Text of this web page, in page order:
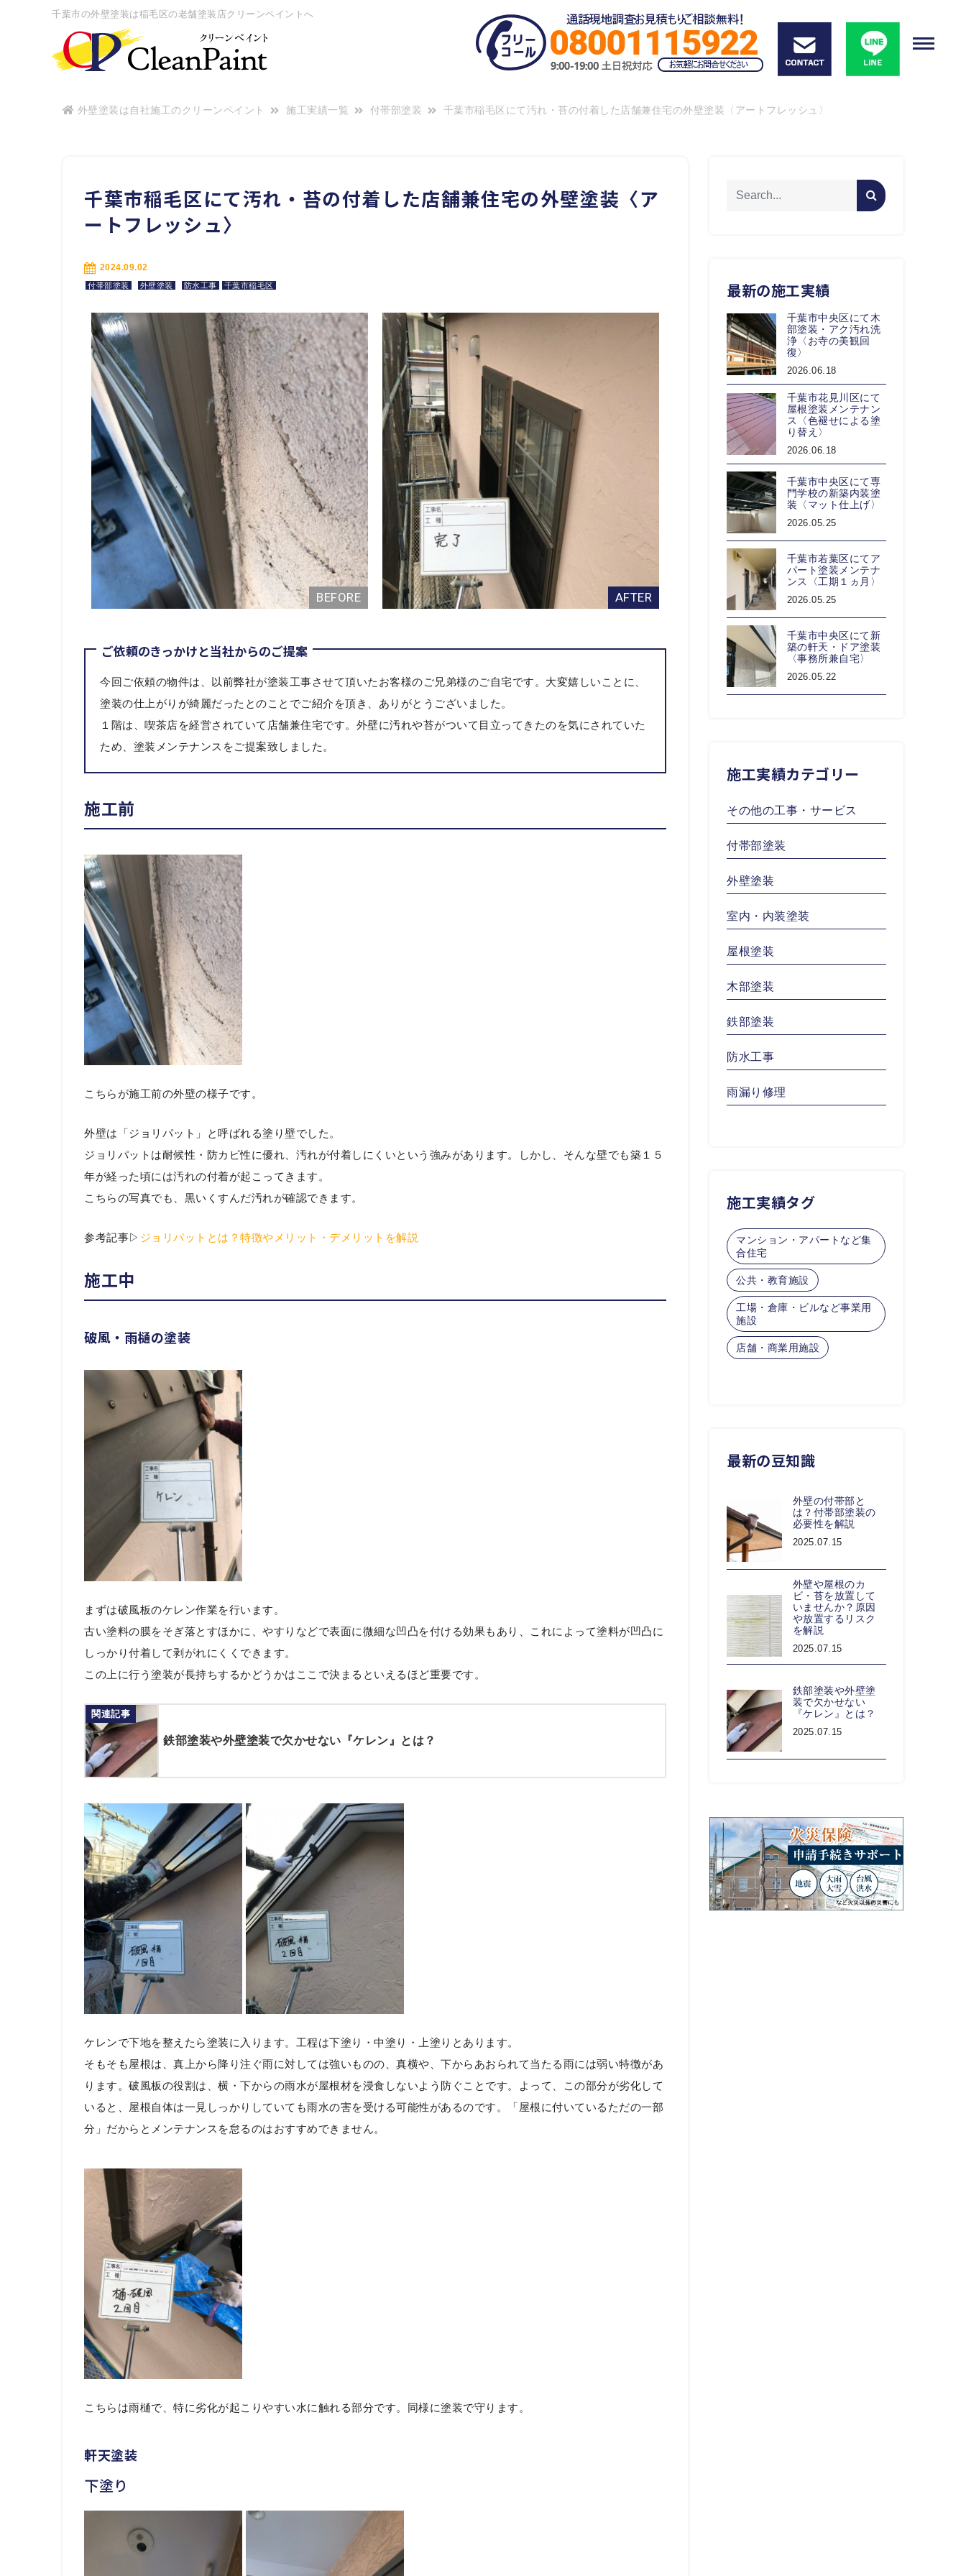
千葉市の外壁塗装は稲毛区の老舗塗装店クリーンペイントへ
外壁塗装は自社施工のクリーンペイント 施工実績一覧 付帯部塗装 千葉市稲毛区にて汚れ・苔の付着した店舗兼住宅の外壁塗装〈アートフレッシュ〉
千葉市稲毛区にて汚れ・苔の付着した店舗兼住宅の外壁塗装〈ア
ートフレッシュ〉
2024.09.02
付帯部塗装 外壁塗装 防水工事 千葉市稲毛区
ご依頼のきっかけと当社からのご提案
今回ご依頼の物件は、以前弊社が塗装工事させて頂いたお客様のご兄弟様のご自宅です。大変嬉しいことに、
塗装の仕上がりが綺麗だったとのことでご紹介を頂き、ありがとうございました。
１階は、喫茶店を経営されていて店舗兼住宅です。外壁に汚れや苔がついて目立ってきたのを気にされていた
ため、塗装メンテナンスをご提案致しました。
施工前
こちらが施工前の外壁の様子です。
外壁は「ジョリパット」と呼ばれる塗り壁でした。
ジョリパットは耐候性・防カビ性に優れ、汚れが付着しにくいという強みがあります。しかし、そんな壁でも築１５
年が経った頃には汚れの付着が起こってきます。
こちらの写真でも、黒いくすんだ汚れが確認できます。
参考記事▷ ジョリパットとは？特徴やメリット・デメリットを解説
施工中
破風・雨樋の塗装
まずは破風板のケレン作業を行います。
古い塗料の膜をそぎ落とすほかに、やすりなどで表面に微細な凹凸を付ける効果もあり、これによって塗料が凹凸に
しっかり付着して剥がれにくくできます。
この上に行う塗装が長持ちするかどうかはここで決まるといえるほど重要です。
関連記事
鉄部塗装や外壁塗装で欠かせない『ケレン』とは？
ケレンで下地を整えたら塗装に入ります。工程は下塗り・中塗り・上塗りとあります。
そもそも屋根は、真上から降り注ぐ雨に対しては強いものの、真横や、下からあおられて当たる雨には弱い特徴があ
ります。破風板の役割は、横・下からの雨水が屋根材を浸食しないよう防ぐことです。よって、この部分が劣化して
いると、屋根自体は一見しっかりしていても雨水の害を受ける可能性があるのです。「屋根に付いているただの一部
分」だからとメンテナンスを怠るのはおすすめできません。
こちらは雨樋で、特に劣化が起こりやすい水に触れる部分です。同様に塗装で守ります。
軒天塗装
下塗り
最新の施工実績
千葉市中央区にて木
部塗装・アク汚れ洗
浄〈お寺の美観回
復〉
2026.06.18
千葉市花見川区にて
屋根塗装メンテナン
ス〈色褪せによる塗
り替え〉
2026.06.18
千葉市中央区にて専
門学校の新築内装塗
装〈マット仕上げ〉
2026.05.25
千葉市若葉区にてア
パート塗装メンテナ
ンス〈工期１ヵ月〉
2026.05.25
千葉市中央区にて新
築の軒天・ドア塗装
〈事務所兼自宅〉
2026.05.22
施工実績カテゴリー
その他の工事・サービス
付帯部塗装
外壁塗装
室内・内装塗装
屋根塗装
木部塗装
鉄部塗装
防水工事
雨漏り修理
施工実績タグ
マンション・アパートなど集
合住宅
公共・教育施設
工場・倉庫・ビルなど事業用
施設
店舗・商業用施設
最新の豆知識
外壁の付帯部と
は？付帯部塗装の
必要性を解説
2025.07.15
外壁や屋根のカ
ビ・苔を放置して
いませんか？原因
や放置するリスク
を解説
2025.07.15
鉄部塗装や外壁塗
装で欠かせない
『ケレン』とは？
2025.07.15